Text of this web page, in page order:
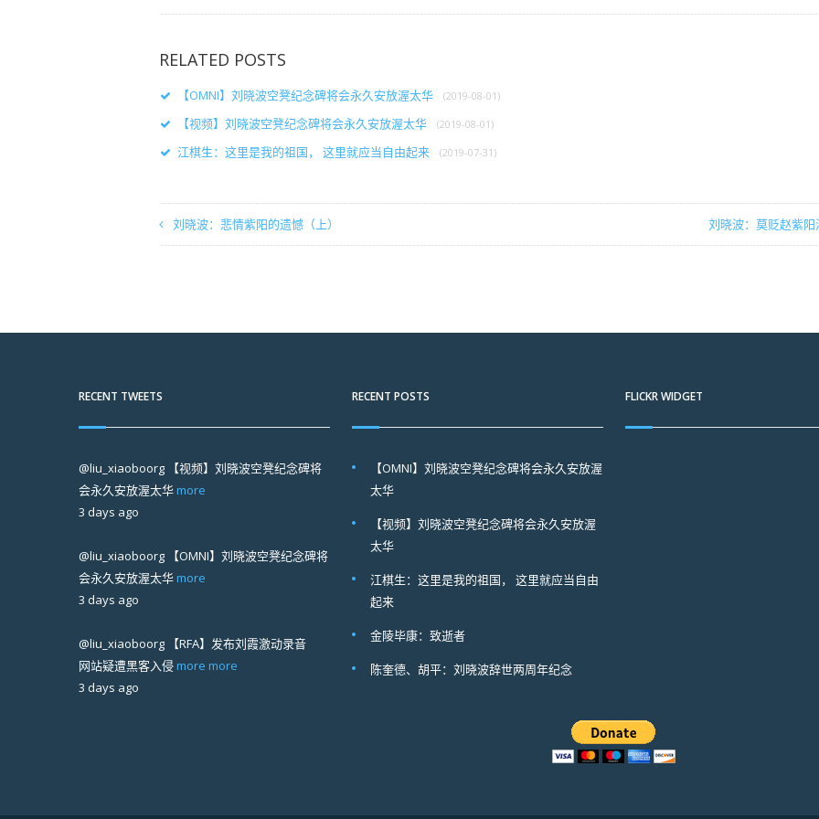
RELATED POSTS
【OMNI】刘晓波空凳纪念碑将会永久安放渥太华 (2019-08-01)
【视频】刘晓波空凳纪念碑将会永久安放渥太华 (2019-08-01)
江棋生：这里是我的祖国， 这里就应当自由起来 (2019-07-31)
刘晓波：悲情紫阳的遗憾（上） 刘晓波：莫贬赵紫阳
RECENT TWEETS
@liu_xiaoboorg 【视频】刘晓波空凳纪念碑将
会永久安放渥太华 more
3 days ago
@liu_xiaoboorg 【OMNI】刘晓波空凳纪念碑将
会永久安放渥太华 more
3 days ago
@liu_xiaoboorg 【RFA】发布刘霞激动录音
网站疑遭黑客入侵 more more
3 days ago
RECENT POSTS
【OMNI】刘晓波空凳纪念碑将会永久安放渥
太华
【视频】刘晓波空凳纪念碑将会永久安放渥
太华
江棋生：这里是我的祖国， 这里就应当自由
起来
金陵毕康：致逝者
陈奎德、胡平：刘晓波辞世两周年纪念
FLICKR WIDGET